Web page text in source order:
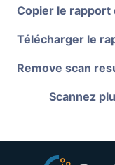
Copier le rapport
Télécharger le
Remove scan
Scannez